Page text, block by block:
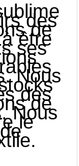
des
de
être
ses
Nous
des
de
Nous
le